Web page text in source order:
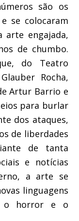
são os
se colocaram
arte engajada,
de chumbo.
do Teatro
Rocha,
Artur Barrio e
para burlar
dos ataques,
de liberdades
de tanta
e notícias
a arte se
linguagens
o horror e o